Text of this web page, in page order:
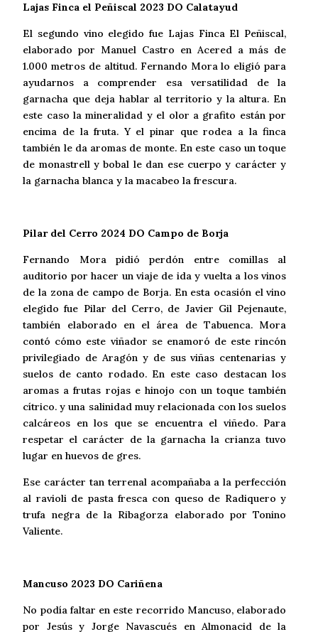
Lajas Finca el Peñiscal 2023 DO Calatayud
El segundo vino elegido fue Lajas Finca El Peñiscal,
elaborado por Manuel Castro en Acered a más de
1.000 metros de altitud. Fernando Mora lo eligió para
ayudarnos a comprender esa versatilidad de la
garnacha que deja hablar al territorio y la altura. En
este caso la mineralidad y el olor a grafito están por
encima de la fruta. Y el pinar que rodea a la finca
también le da aromas de monte. En este caso un toque
de monastrell y bobal le dan ese cuerpo y carácter y
la garnacha blanca y la macabeo la frescura.
Pilar del Cerro 2024 DO Campo de Borja
Fernando Mora pidió perdón entre comillas al
auditorio por hacer un viaje de ida y vuelta a los vinos
de la zona de campo de Borja. En esta ocasión el vino
elegido fue Pilar del Cerro, de Javier Gil Pejenaute,
también elaborado en el área de Tabuenca. Mora
contó cómo este viñador se enamoró de este rincón
privilegiado de Aragón y de sus viñas centenarias y
suelos de canto rodado. En este caso destacan los
aromas a frutas rojas e hinojo con un toque también
cítrico. y una salinidad muy relacionada con los suelos
calcáreos en los que se encuentra el viñedo. Para
respetar el carácter de la garnacha la crianza tuvo
lugar en huevos de gres.
Ese carácter tan terrenal acompañaba a la perfección
al ravioli de pasta fresca con queso de Radiquero y
trufa negra de la Ribagorza elaborado por Tonino
Valiente.
Mancuso 2023 DO Cariñena
No podía faltar en este recorrido Mancuso, elaborado
por Jesús y Jorge Navascués en Almonacid de la